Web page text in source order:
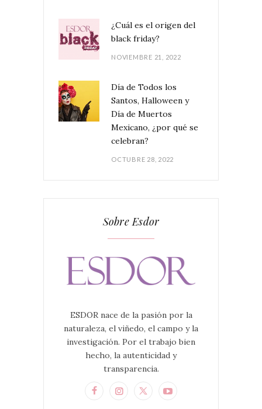
¿Cuál es el origen del
black friday?
NOVIEMBRE 21, 2022
Día de Todos los
Santos, Halloween y
Día de Muertos
Mexicano, ¿por qué se
celebran?
OCTUBRE 28, 2022
Sobre Esdor
ESDOR nace de la pasión por la
naturaleza, el viñedo, el campo y la
investigación. Por el trabajo bien
hecho, la autenticidad y
transparencia.